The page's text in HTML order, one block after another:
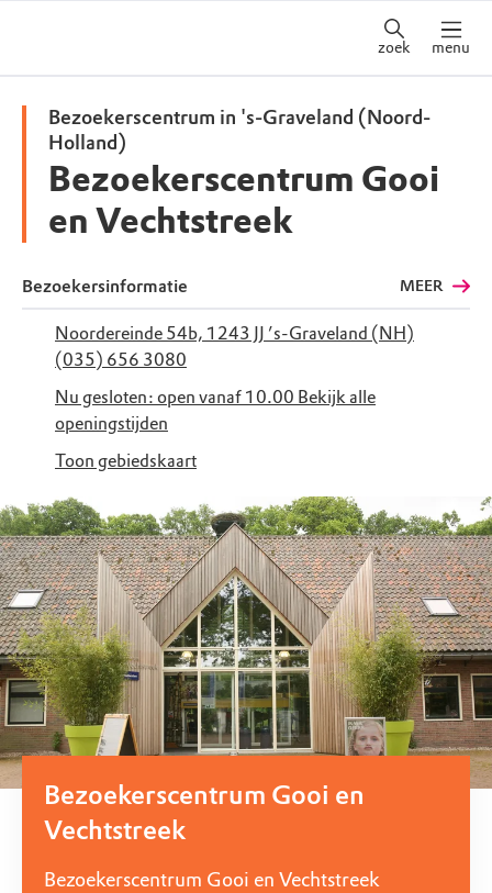
zoek menu
Bezoekerscentrum in 's-Graveland (Noord-
Holland)
Bezoekerscentrum Gooi
en Vechtstreek
Bezoekersinformatie MEER
Noordereinde 54b, 1243 JJ ’s-Graveland (NH)
(035) 656 3080
Nu gesloten: open vanaf 10.00 Bekijk alle
openingstijden
Toon gebiedskaart
Bezoekerscentrum Gooi en
Vechtstreek
Bezoekerscentrum Gooi en Vechtstreek